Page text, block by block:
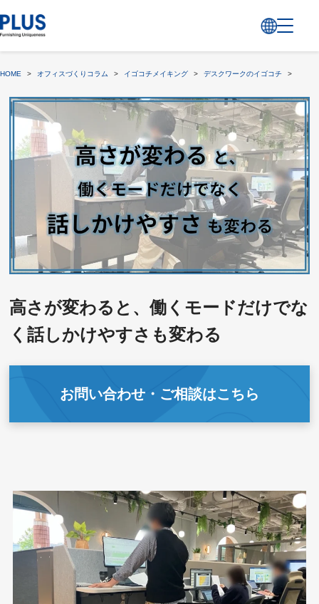
HOME > オフィスづくりコラム > イゴコチメイキング > デスクワークのイゴコチ >
高さが変わると、働くモードだけでな
く話しかけやすさも変わる
お問い合わせ・ご相談はこちら